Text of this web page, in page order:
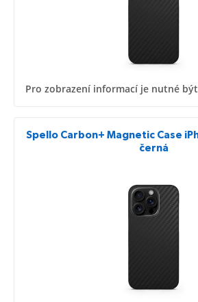
Pro zobrazení informací je nutné
Spello Carbon+ Magnetic Case
černá